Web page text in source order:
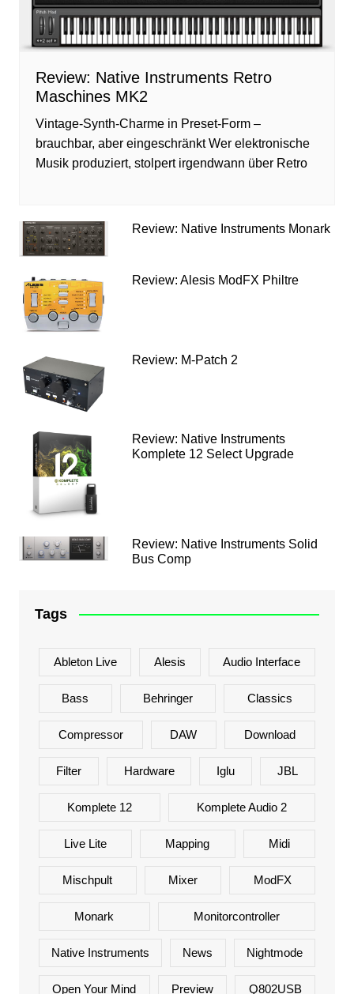
Review: Native Instruments Retro
Maschines MK2
Vintage-Synth-Charme in Preset-Form –
brauchbar, aber eingeschränkt Wer elektronische
Musik produziert, stolpert irgendwann über Retro
Review: Native Instruments Monark
Review: Alesis ModFX Philtre
Review: M-Patch 2
Review: Native Instruments
Komplete 12 Select Upgrade
Review: Native Instruments Solid
Bus Comp
Tags
Ableton Live Alesis Audio Interface
Bass Behringer Classics
Compressor DAW Download
Filter Hardware Iglu JBL
Komplete 12 Komplete Audio 2
Live Lite Mapping Midi
Mischpult Mixer ModFX
Monark Monitorcontroller
Native Instruments News Nightmode
Open Your Mind Preview Q802USB